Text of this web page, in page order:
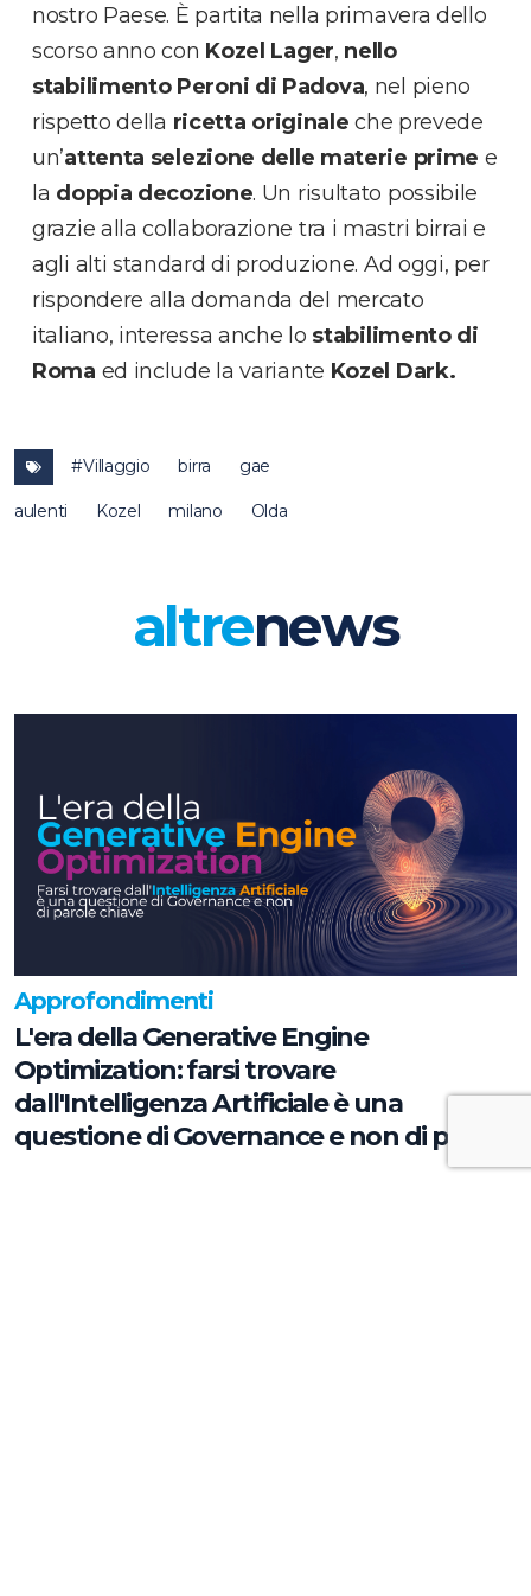
nostro Paese. È partita nella primavera dello
scorso anno con Kozel Lager, nello
stabilimento Peroni di Padova, nel pieno
rispetto della ricetta originale che prevede
un’attenta selezione delle materie prime e
la doppia decozione. Un risultato possibile
grazie alla collaborazione tra i mastri birrai e
agli alti standard di produzione. Ad oggi, per
rispondere alla domanda del mercato
italiano, interessa anche lo stabilimento di
Roma ed include la variante Kozel Dark.
#Villaggio birra gae
aulenti Kozel milano Olda
altrenews
Approfondimenti
L'era della Generative Engine
Optimization: farsi trovare
dall'Intelligenza Artificiale è una
questione di Governance e non di parole